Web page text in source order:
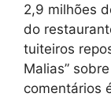
2,9 milhões
do
tuiteiros
Malias”
comentários